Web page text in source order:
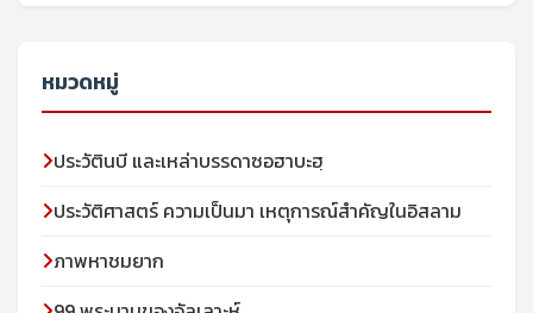
หมวดหมู่
ประวัตินบี และเหล่าบรรดาซอฮาบะฮฺ
ประวัติศาสตร์ ความเป็นมา เหตุการณ์สำคัญในอิสลาม
ภาพหาชมยาก